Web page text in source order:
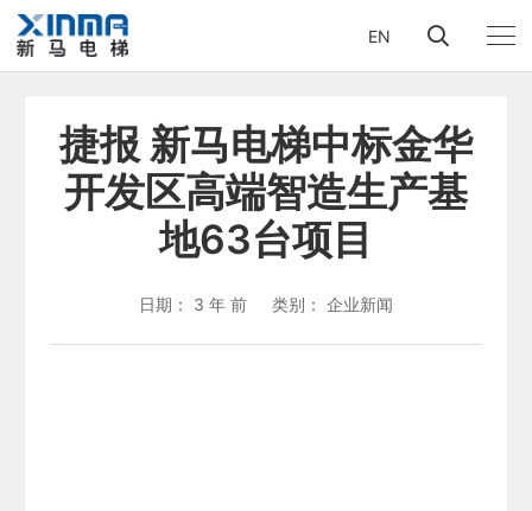
EN
捷报 新马电梯中标金华
开发区高端智造生产基
地63台项目
日期： 3 年 前 类别： 企业新闻